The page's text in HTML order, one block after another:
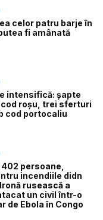
celor patru barje în
fi amânată
intensifică: șapte
roșu, trei sferturi
cod portocaliu
402 persoane,
incendiile didn
rusească a
un civil într-o
de Ebola în Congo